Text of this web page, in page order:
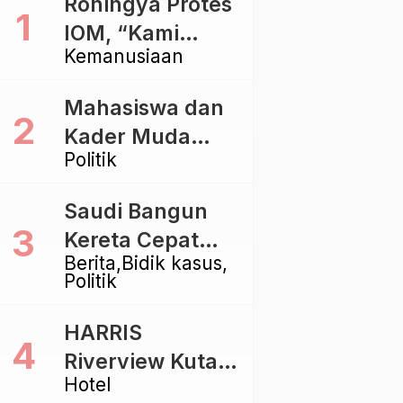
Kemanusiaan
IOM, “Kami
dibiarkan Mati
Politik
Mahasiswa dan
Kader Muda
Ramaikan Forum
Golkar di
Singaraja
Berita Bidik kasus
Politik
Saudi Bangun
Kereta Cepat
Rp112 Triliun,
Proyek Rp116
Triliun yang
Baru Sampai
Hotel
HARRIS
Riverview Kuta
Bali Tawarkan